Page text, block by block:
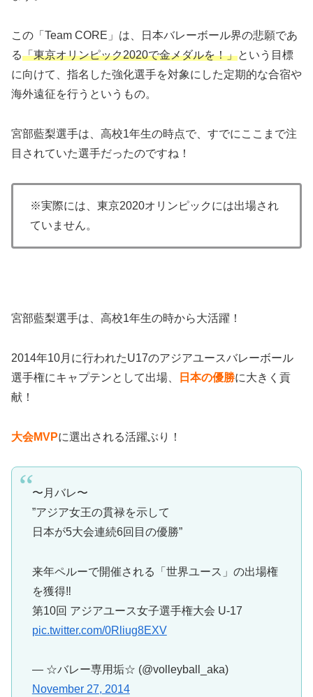
この「Team CORE」は、日本バレーボール界の悲願であ
る「東京オリンピック2020で金メダルを！」という目標
に向けて、指名した強化選手を対象にした定期的な合宿や
海外遠征を行うというもの。
宮部藍梨選手は、高校1年生の時点で、すでにここまで注
目されていた選手だったのですね！
※実際には、東京2020オリンピックには出場され
ていません。
宮部藍梨選手は、高校1年生の時から大活躍！
2014年10月に行われたU17のアジアユースバレーボール
選手権にキャプテンとして出場、
日本の優勝に大きく貢
献！
大会MVPに選出される活躍ぶり！
〜月バレ〜
”アジア女王の貫禄を示して
日本が5大会連続6回目の優勝”
来年ペルーで開催される「世界ユース」の出場権
を獲得‼︎
第10回 アジアユース女子選手権大会 U-17
pic.twitter.com/0Rliug8EXV
— ☆バレー専用垢☆ (@volleyball_aka)
November 27, 2014